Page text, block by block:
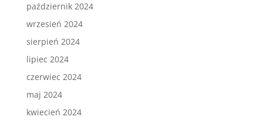
październik 2024
wrzesień 2024
sierpień 2024
lipiec 2024
czerwiec 2024
maj 2024
kwiecień 2024